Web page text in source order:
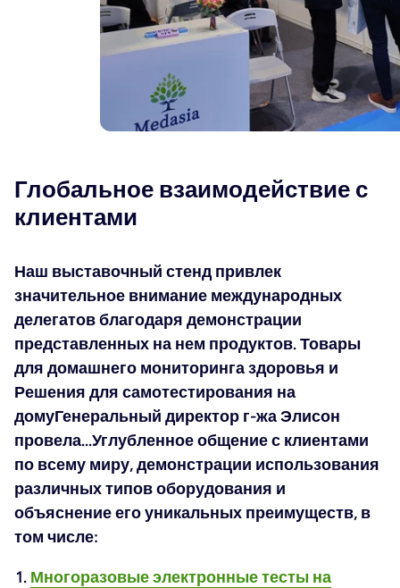
Глобальное взаимодействие с
клиентами
Наш выставочный стенд привлек
значительное внимание международных
делегатов благодаря демонстрации
представленных на нем продуктов.Товары
для домашнего мониторинга здоровья и
Решения для самотестирования на
домуГенеральный директор г-жа Элисон
провела...Углубленное общение с клиентами
по всему миру, демонстрации использования
различных типов оборудования и
объяснение его уникальных преимуществ, в
том числе:
Многоразовые электронные тесты на